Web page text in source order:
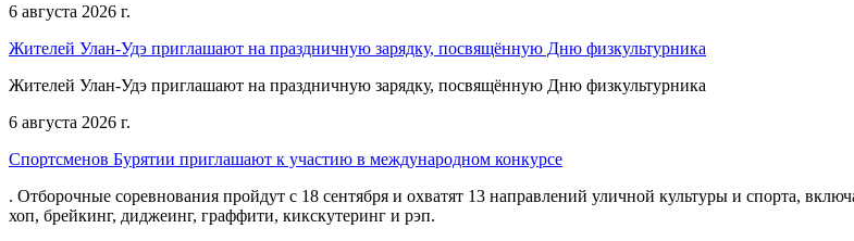
6 августа 2026 г.
Жителей Улан-Удэ приглашают на праздничную зарядку, посвящённую Дню физкультурника
Жителей Улан-Удэ приглашают на праздничную зарядку, посвящённую Дню физкультурника
6 августа 2026 г.
Спортсменов Бурятии приглашают к участию в международном конкурсе
. Отборочные соревнования пройдут с 18 сентября и охватят 13 направлений уличной культуры и спорта,
хоп, брейкинг, диджеинг, граффити, кикскутеринг и рэп.